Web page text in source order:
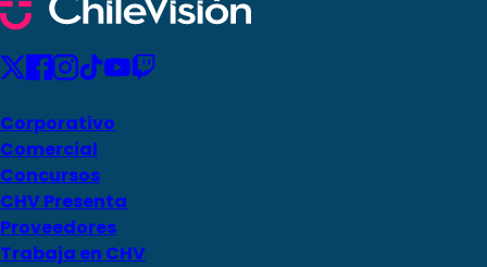
Corporativo
Comercial
Concursos
CHV Presenta
Proveedores
Trabaja en CHV